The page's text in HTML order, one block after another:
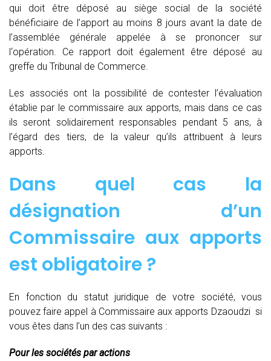
qui doit être déposé au siège social de la société
bénéficiaire de l’apport au moins 8 jours avant la date de
l’assemblée générale appelée à se prononcer sur
l‘opération. Ce rapport doit également être déposé au
greffe du Tribunal de Commerce.
Les associés ont la possibilité de contester l’évaluation
établie par le commissaire aux apports, mais dans ce cas
ils seront solidairement responsables pendant 5 ans, à
l’égard des tiers, de la valeur qu’ils attribuent à leurs
apports.
Dans quel cas la
désignation d’un
Commissaire aux apports
est obligatoire ?
En fonction du statut juridique de votre société, vous
pouvez faire appel à Commissaire aux apports Dzaoudzi si
vous êtes dans l’un des cas suivants :
Pour les sociétés par actions